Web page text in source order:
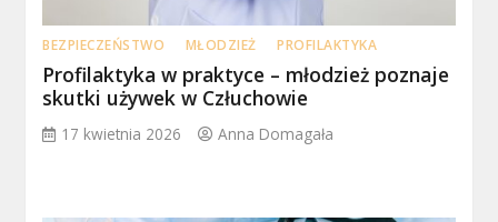
BEZPIECZEŃSTWO MŁODZIEŻ PROFILAKTYKA
Profilaktyka w praktyce – młodzież poznaje
skutki używek w Człuchowie
17 kwietnia 2026 Anna Domagała